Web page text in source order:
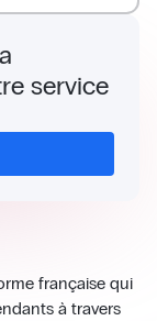
française qui
à travers
service